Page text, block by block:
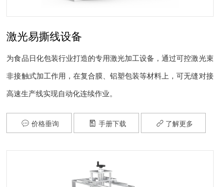
激光易撕线设备
为食品日化包装行业打造的专用激光加工设备，通过可控激光束
非接触式加工作用，在复合膜、铝塑包装等材料上，可无缝对接
高速生产线实现自动化连续作业。
 价格垂询  手册下载  了解更多